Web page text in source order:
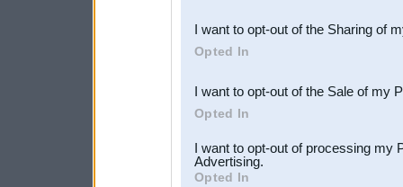
Downstream Participants
third parties.
I want to opt-out of the Sharing of
Opted In
I want to opt-out of the Sale of my
Opted In
I want to opt-out of processing my
Advertising.
Opted In